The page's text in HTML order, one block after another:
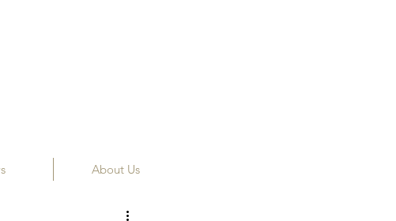
About Us